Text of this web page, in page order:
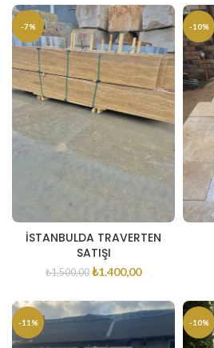
-7%
İSTANBULDA TRAVERTEN
SATIŞI
₺1.500,00 ₺1.400,00
-10%
-11% -10%